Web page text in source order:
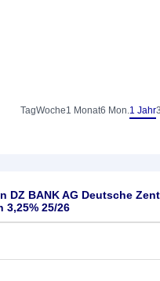
TagWoche1 Monat6 Mon.1 Jahr
DZ BANK AG Deutsche
3,25% 25/26